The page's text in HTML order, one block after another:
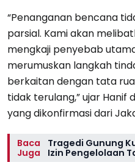
“Penanganan bencana
parsial. Kami akan
mengkaji penyebab
merumuskan langkah
berkaitan dengan tata
tidak terulang,” ujar
yang dikonfirmasi dari
Baca
Juga
Tragedi Gunung
Izin Pengelolaan